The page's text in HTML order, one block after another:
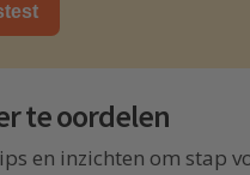
te oordelen
en inzichten om stap